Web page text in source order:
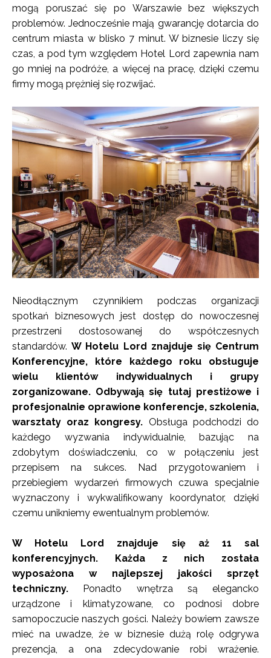
mogą poruszać się po Warszawie bez większych
problemów. Jednocześnie mają gwarancję dotarcia do
centrum miasta w blisko 7 minut. W biznesie liczy się
czas, a pod tym względem Hotel Lord zapewnia nam
go mniej na podróże, a więcej na pracę, dzięki czemu
firmy mogą prężniej się rozwijać.
Nieodłącznym czynnikiem podczas organizacji
spotkań biznesowych jest dostęp do nowoczesnej
przestrzeni dostosowanej do współczesnych
standardów.W Hotelu Lord znajduje się Centrum
Konferencyjne, które każdego roku obsługuje
wielu klientów indywidualnych i grupy
zorganizowane. Odbywają się tutaj prestiżowe i
profesjonalnie oprawione konferencje, szkolenia,
warsztaty oraz kongresy. Obsługa podchodzi do
każdego wyzwania indywidualnie, bazując na
zdobytym doświadczeniu, co w połączeniu jest
przepisem na sukces. Nad przygotowaniem i
przebiegiem wydarzeń firmowych czuwa specjalnie
wyznaczony i wykwalifikowany koordynator, dzięki
czemu unikniemy ewentualnym problemów.
W Hotelu Lord znajduje się aż 11 sal
konferencyjnych. Każda z nich została
wyposażona w najlepszej jakości sprzęt
techniczny. Ponadto wnętrza są elegancko
urządzone i klimatyzowane, co podnosi dobre
samopoczucie naszych gości. Należy bowiem zawsze
mieć na uwadze, że w biznesie dużą rolę odgrywa
prezencja, a ona zdecydowanie robi wrażenie.